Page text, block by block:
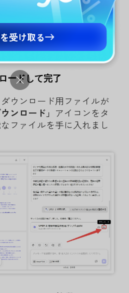
ードして完了
ウンロード用ファイルが
ウンロード」 アイコンをタ
ファイルを手に入れまし
受け取る